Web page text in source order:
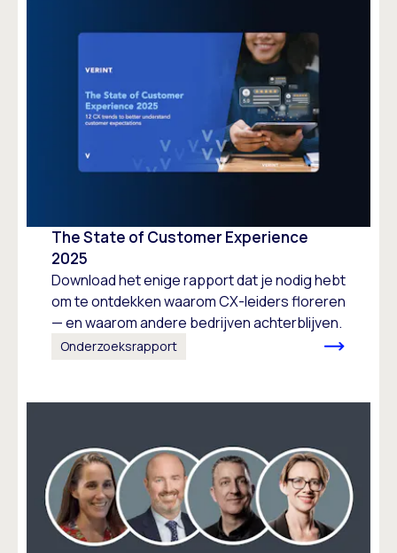
The State of Customer Experience
2025
Download het enige rapport dat je nodig hebt
om te ontdekken waarom CX-leiders floreren
— en waarom andere bedrijven achterblijven.
Onderzoeksrapport